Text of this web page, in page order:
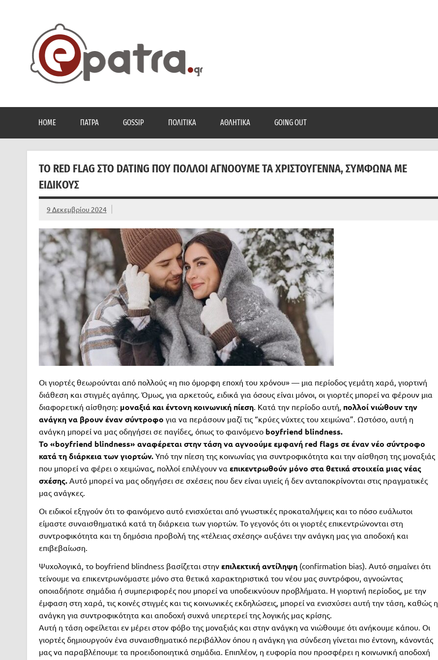
HOME ΠΆΤΡΑ GOSSIP ΠΟΛΙΤΙΚΆ ΑΘΛΗΤΙΚΆ GOING OUT
ΤΟ RED FLAG ΣΤΟ DATING ΠΟΥ ΠΟΛΛΟΊ ΑΓΝΟΟΎΜΕ ΤΑ ΧΡΙΣΤΟΎΓΕΝΝΑ, ΣΎΜΦΩΝΑ ΜΕ
ΕΙΔΙΚΟΎΣ
9 Δεκεμβρίου 2024
Οι γιορτές θεωρούνται από πολλούς «η πιο όμορφη εποχή του χρόνου» — μια περίοδος γεμάτη χαρά, γιορτινή
διάθεση και στιγμές αγάπης. Όμως, για αρκετούς, ειδικά για όσους είναι μόνοι, οι γιορτές μπορεί να φέρουν μια
διαφορετική αίσθηση: μοναξιά και έντονη κοινωνική πίεση. Κατά την περίοδο αυτή, πολλοί νιώθουν την
ανάγκη να βρουν έναν σύντροφο για να περάσουν μαζί τις “κρύες νύχτες του χειμώνα”. Ωστόσο, αυτή η
ανάγκη μπορεί να μας οδηγήσει σε παγίδες, όπως το φαινόμενο boyfriend blindness.
Το «boyfriend blindness» αναφέρεται στην τάση να αγνοούμε εμφανή red flags σε έναν νέο σύντροφο
κατά τη διάρκεια των γιορτών.Υπό την πίεση της κοινωνίας για συντροφικότητα και την αίσθηση της μοναξιάς
που μπορεί να φέρει ο χειμώνας, πολλοί επιλέγουν να επικεντρωθούν μόνο στα θετικά στοιχεία μιας νέας
σχέσης.Αυτό μπορεί να μας οδηγήσει σε σχέσεις που δεν είναι υγιείς ή δεν ανταποκρίνονται στις πραγματικές
μας ανάγκες.
Οι ειδικοί εξηγούν ότι το φαινόμενο αυτό ενισχύεται από γνωστικές προκαταλήψεις και το πόσο ευάλωτοι
είμαστε συναισθηματικά κατά τη διάρκεια των γιορτών. Το γεγονός ότι οι γιορτές επικεντρώνονται στη
συντροφικότητα και τη δημόσια προβολή της «τέλειας σχέσης» αυξάνει την ανάγκη μας για αποδοχή και
επιβεβαίωση.
Ψυχολογικά, το boyfriend blindness βασίζεται στηνεπιλεκτική αντίληψη(confirmation bias). Αυτό σημαίνει ότι
τείνουμε να επικεντρωνόμαστε μόνο στα θετικά χαρακτηριστικά του νέου μας συντρόφου, αγνοώντας
οποιαδήποτε σημάδια ή συμπεριφορές που μπορεί να υποδεικνύουν προβλήματα. Η γιορτινή περίοδος, με την
έμφαση στη χαρά, τις κοινές στιγμές και τις κοινωνικές εκδηλώσεις, μπορεί να ενισχύσει αυτή την τάση, καθώς η
ανάγκη για συντροφικότητα και αποδοχή συχνά υπερτερεί της λογικής μας κρίσης.
Αυτή η τάση οφείλεται εν μέρει στον φόβο της μοναξιάς και στην ανάγκη να νιώθουμε ότι ανήκουμε κάπου. Οι
γιορτές δημιουργούν ένα συναισθηματικό περιβάλλον όπου η ανάγκη για σύνδεση γίνεται πιο έντονη, κάνοντάς
μας να παραβλέπουμε τα προειδοποιητικά σημάδια. Επιπλέον, η ευφορία που προσφέρει η κοινωνική αποδοχή